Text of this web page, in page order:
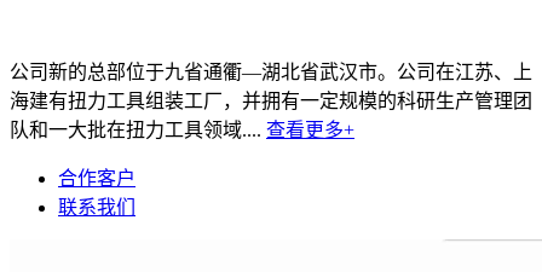
公司新的总部位于九省通衢—湖北省武汉市。公司在江苏、上
海建有扭力工具组装工厂，并拥有一定规模的科研生产管理团
队和一大批在扭力工具领域.... 查看更多+
合作客户
联系我们